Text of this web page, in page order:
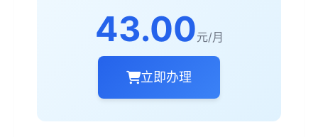
43.00元/月
立即办理